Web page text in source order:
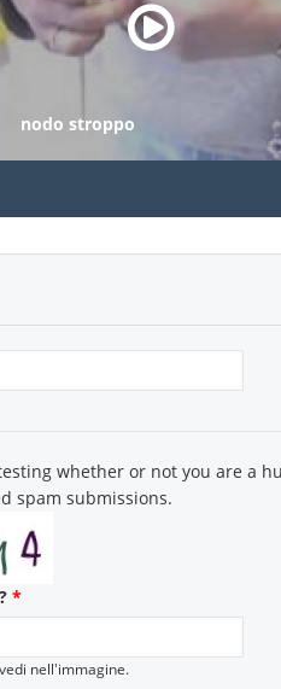
nodo stroppo
whether or not you are a
spam submissions.
*
nell'immagine.